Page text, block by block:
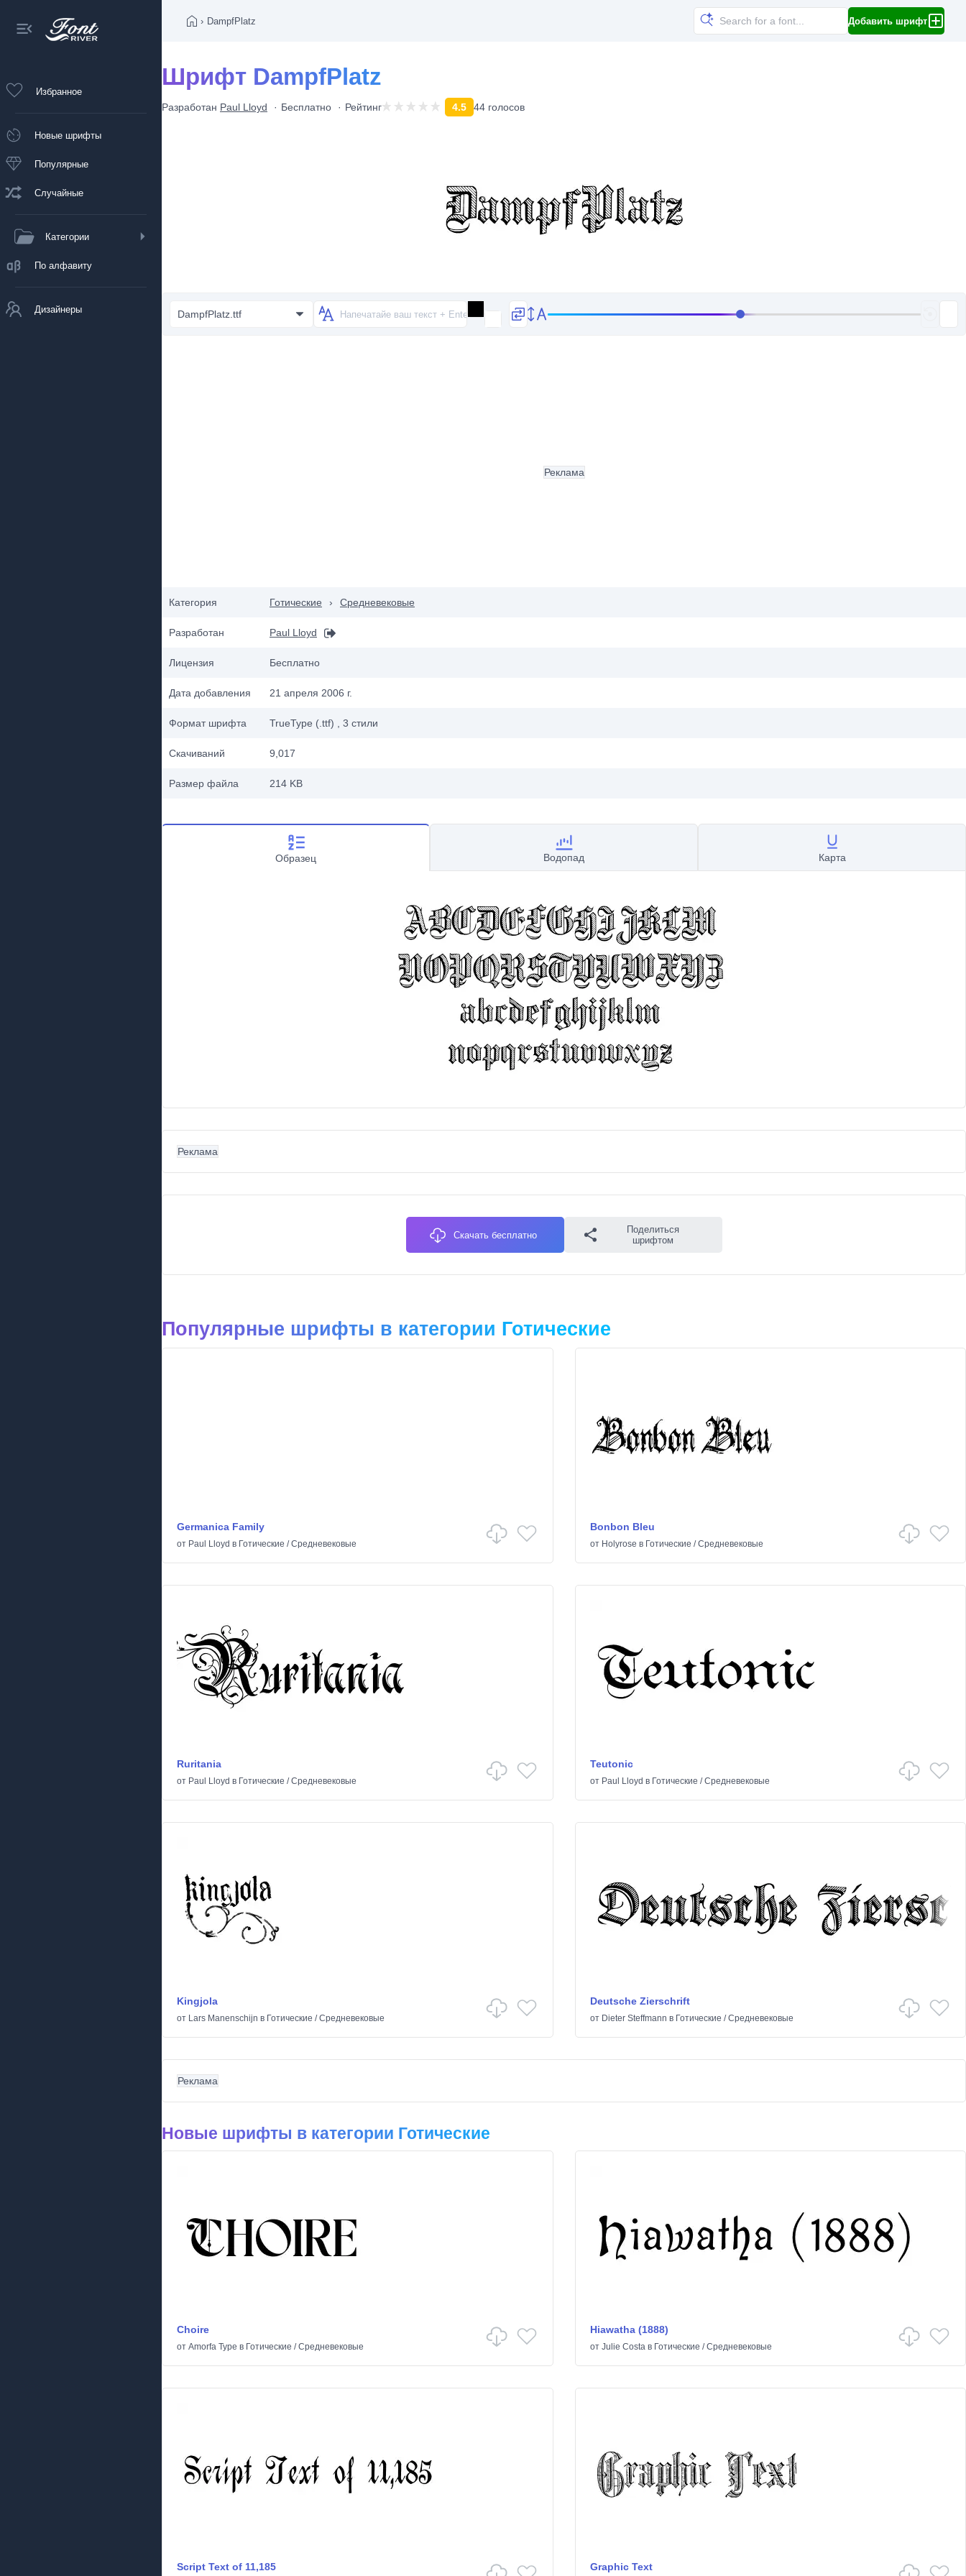
Избранное
Новые шрифты
Популярные
Случайные
Категории
По алфавиту
Дизайнеры
› DampfPlatz Добавить шрифт
Шрифт DampfPlatz
Разработан Paul Lloyd Бесплатно Рейтинг 4.5 44 голосов
DampfPlatz.ttf
Категория Готические › Средневековые
Разработан Paul Lloyd
Лицензия Бесплатно
Дата добавления 21 апреля 2006 г.
Формат шрифта TrueType (.ttf) , 3 стили
Скачиваний 9,017
Размер файла 214 KB
Реклама
Образец Водопад Карта
Реклама
Скачать бесплатно
Поделиться
шрифтом
Популярные шрифты в категории Готические
Germanica Family
от Paul Lloyd в Готические /Средневековые
Bonbon Bleu
от Holyrose в Готические /Средневековые
Ruritania
от Paul Lloyd в Готические /Средневековые
Teutonic
от Paul Lloyd в Готические /Средневековые
Kingjola
от Lars Manenschijn в Готические /Средневековые
Deutsche Zierschrift
от Dieter Steffmann в Готические /Средневековые
Реклама
Новые шрифты в категории Готические
Choire
от Amorfa Type в Готические /Средневековые
Hiawatha (1888)
от Julie Costaв Готические /Средневековые
Script Text of 11,185 Graphic Text